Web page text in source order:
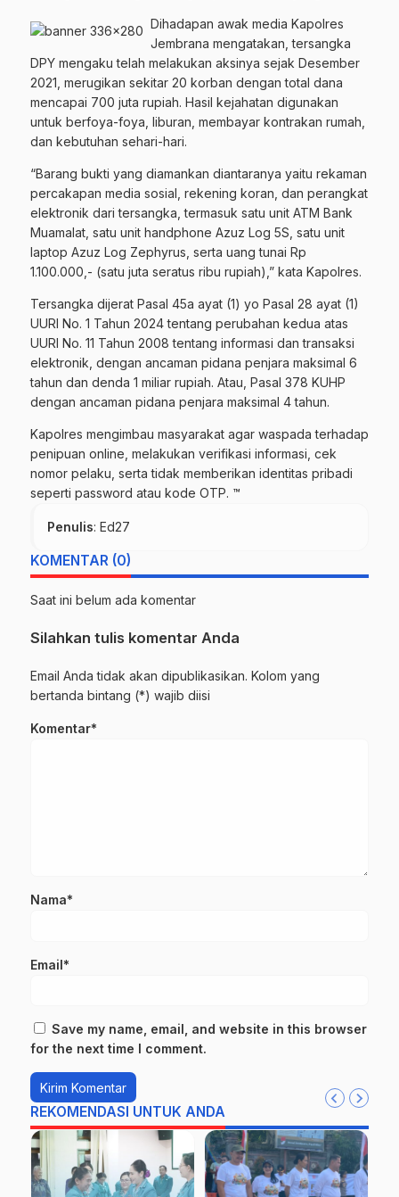
Dihadapan awak media Kapolres
Jembrana mengatakan, tersangka
DPY mengaku telah melakukan aksinya sejak Desember
2021, merugikan sekitar 20 korban dengan total dana
mencapai 700 juta rupiah. Hasil kejahatan digunakan
untuk berfoya-foya, liburan, membayar kontrakan rumah,
dan kebutuhan sehari-hari.
“Barang bukti yang diamankan diantaranya yaitu rekaman
percakapan media sosial, rekening koran, dan perangkat
elektronik dari tersangka, termasuk satu unit ATM Bank
Muamalat, satu unit handphone Azuz Log 5S, satu unit
laptop Azuz Log Zephyrus, serta uang tunai Rp
1.100.000,- (satu juta seratus ribu rupiah),” kata Kapolres.
Tersangka dijerat Pasal 45a ayat (1) yo Pasal 28 ayat (1)
UURI No. 1 Tahun 2024 tentang perubahan kedua atas
UURI No. 11 Tahun 2008 tentang informasi dan transaksi
elektronik, dengan ancaman pidana penjara maksimal 6
tahun dan denda 1 miliar rupiah. Atau, Pasal 378 KUHP
dengan ancaman pidana penjara maksimal 4 tahun.
Kapolres mengimbau masyarakat agar waspada terhadap
penipuan online, melakukan verifikasi informasi, cek
nomor pelaku, serta tidak memberikan identitas pribadi
seperti password atau kode OTP. ™
Penulis: Ed27
KOMENTAR (0)
Saat ini belum ada komentar
Silahkan tulis komentar Anda
Email Anda tidak akan dipublikasikan. Kolom yang
bertanda bintang (*) wajib diisi
Komentar*
Nama*
Email*
Save my name, email, and website in this browser
for the next time I comment.
REKOMENDASI UNTUK ANDA